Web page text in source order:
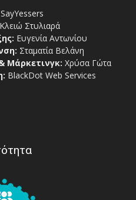
Κλειώ Στυλιαρά
Ευγενία Αντωνίου
Σταματία Βελάνη
Μάρκετινγκ: Χρύσα Γώτα
BlackDot Web Services